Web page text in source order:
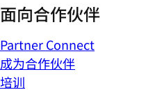
面向合作伙伴
Partner Connect
成为合作伙伴
培训